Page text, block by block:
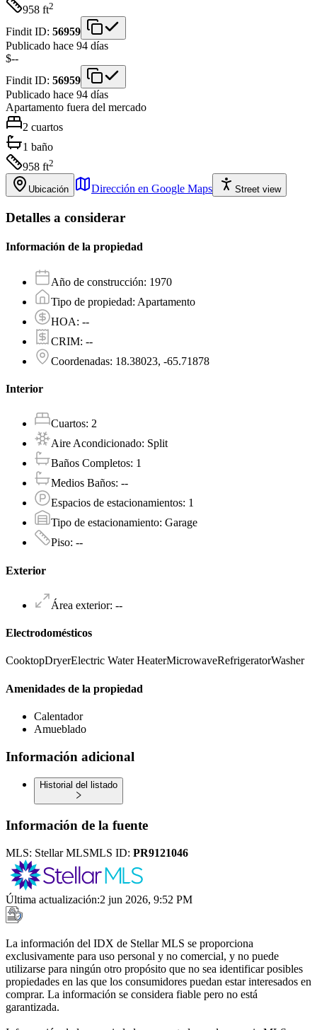
958 ft2
Findit ID: 56959
Publicado hace 94 días
$--
Findit ID: 56959
Publicado hace 94 días
Apartamento fuera del mercado
2 cuartos
1 baño
958 ft2
Ubicación Dirección en Google Maps Street view
Detalles a considerar
Información de la propiedad
Año de construcción: 1970
Tipo de propiedad: Apartamento
HOA: --
CRIM: --
Coordenadas: 18.38023, -65.71878
Interior
Cuartos: 2
Aire Acondicionado: Split
Baños Completos: 1
Medios Baños: --
Espacios de estacionamientos: 1
Tipo de estacionamiento: Garage
Piso: --
Exterior
Área exterior: --
Electrodomésticos
CooktopDryerElectric Water HeaterMicrowaveRefrigeratorWasher
Amenidades de la propiedad
Calentador
Amueblado
Información adicional
Historial del listado
Información de la fuente
MLS: Stellar MLSMLS ID: PR9121046
Última actualización:2 jun 2026, 9:52 PM
La información del IDX de Stellar MLS se proporciona
exclusivamente para uso personal y no comercial, y no puede
utilizarse para ningún otro propósito que no sea identificar posibles
propiedades en las que los consumidores puedan estar interesados en
comprar. La información se considera fiable pero no está
garantizada.